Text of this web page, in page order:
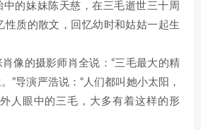
的妹妹陈天慈，在三毛逝世三十周
性质的散文，回忆幼时和姑姑一起生
像的摄影师肖全说：“三毛最大的精
”导演严浩说：“人们都叫她小太阳，
人眼中的三毛，大多有着这样的形